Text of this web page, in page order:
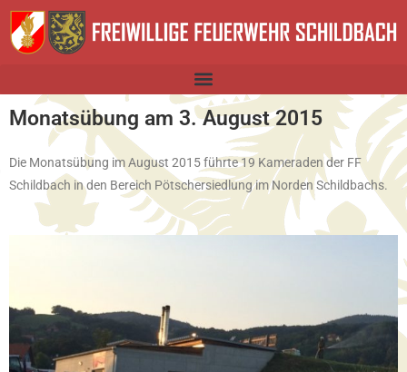
Monatsübung am 3. August 2015
Die Monatsübung im August 2015 führte 19 Kameraden der FF
Schildbach in den Bereich Pötschersiedlung im Norden Schildbachs.